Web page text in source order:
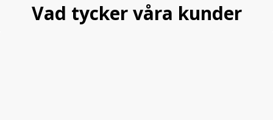
Vad tycker våra kunder